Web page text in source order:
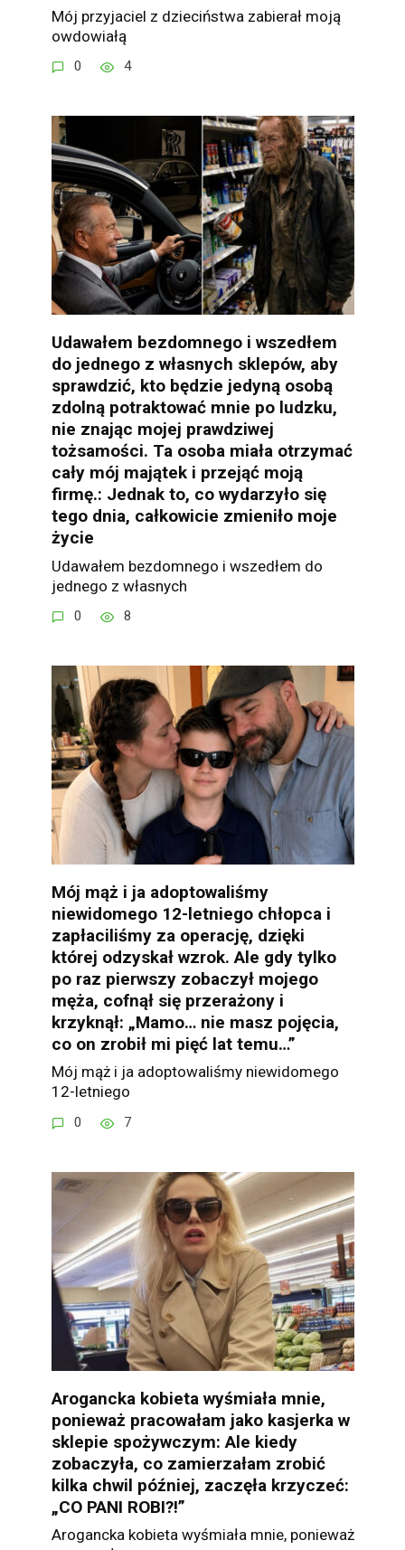
Mój przyjaciel z dzieciństwa zabierał moją
owdowiałą
0 4
Udawałem bezdomnego i wszedłem
do jednego z własnych sklepów, aby
sprawdzić, kto będzie jedyną osobą
zdolną potraktować mnie po ludzku,
nie znając mojej prawdziwej
tożsamości. Ta osoba miała otrzymać
cały mój majątek i przejąć moją
firmę.: Jednak to, co wydarzyło się
tego dnia, całkowicie zmieniło moje
życie
Udawałem bezdomnego i wszedłem do
jednego z własnych
0 8
Mój mąż i ja adoptowaliśmy
niewidomego 12-letniego chłopca i
zapłaciliśmy za operację, dzięki
której odzyskał wzrok. Ale gdy tylko
po raz pierwszy zobaczył mojego
męża, cofnął się przerażony i
krzyknął: „Mamo… nie masz pojęcia,
co on zrobił mi pięć lat temu…”
Mój mąż i ja adoptowaliśmy niewidomego
12-letniego
0 7
Arogancka kobieta wyśmiała mnie,
ponieważ pracowałam jako kasjerka w
sklepie spożywczym: Ale kiedy
zobaczyła, co zamierzałam zrobić
kilka chwil później, zaczęła krzyczeć:
„CO PANI ROBI?!”
Arogancka kobieta wyśmiała mnie, ponieważ